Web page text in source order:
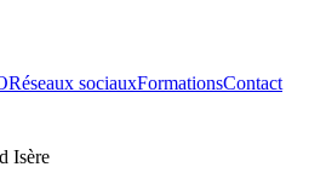
Réseaux sociauxFormationsContact
Isère